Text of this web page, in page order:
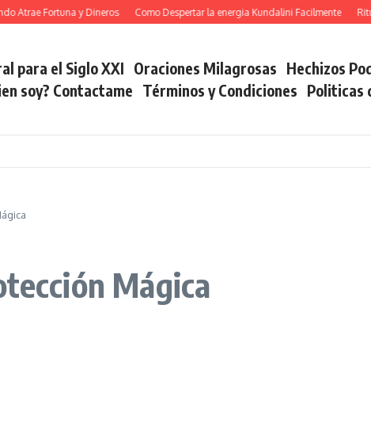
Fortuna y Dineros Como Despertar la energia Kundalini Facilmente Ritual
para el Siglo XXI Oraciones Milagrosas Hechizos
soy? Contactame Términos y Condiciones Politicas
Mágica